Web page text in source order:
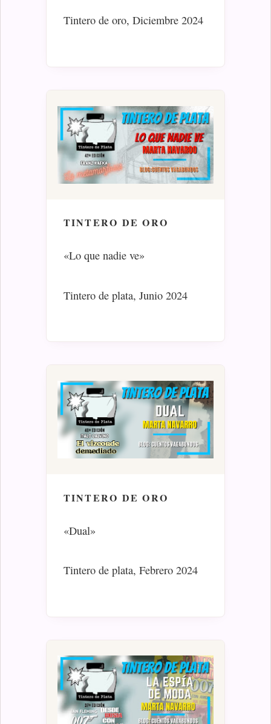
Tintero de oro, Diciembre 2024
TINTERO DE ORO
«Lo que nadie ve»
Tintero de plata, Junio 2024
TINTERO DE ORO
«Dual»
Tintero de plata, Febrero 2024